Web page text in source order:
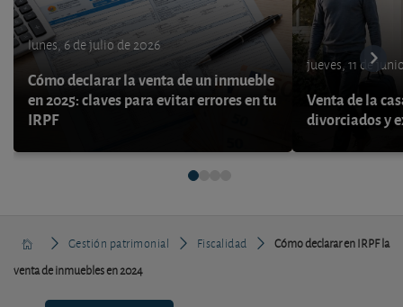
lunes, 6 de julio de 2026
Cómo declarar la venta de un inmueble
en 2025: claves para evitar errores en tu
IRPF
jueves, 11 de
Venta de la
divorciados y
Gestión patrimonial Fiscalidad
Cómo declarar en IRPF la
venta de inmuebles en 2024